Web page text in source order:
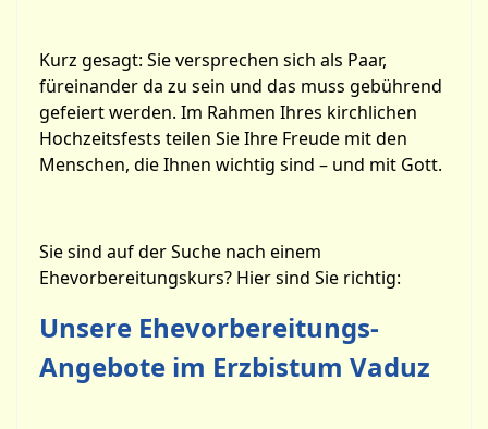
Kurz gesagt: Sie versprechen sich als Paar,
füreinander da zu sein und das muss gebührend
gefeiert werden. Im Rahmen Ihres kirchlichen
Hochzeitsfests teilen Sie Ihre Freude mit den
Menschen, die Ihnen wichtig sind – und mit Gott.
Sie sind auf der Suche nach einem
Ehevorbereitungskurs? Hier sind Sie richtig:
Unsere Ehevorbereitungs-
Angebote im Erzbistum Vaduz